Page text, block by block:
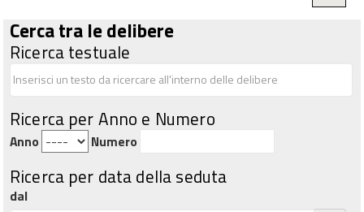
Cerca tra le delibere
Ricerca testuale
Ricerca per Anno e Numero
Anno Numero
Ricerca per data della seduta
dal